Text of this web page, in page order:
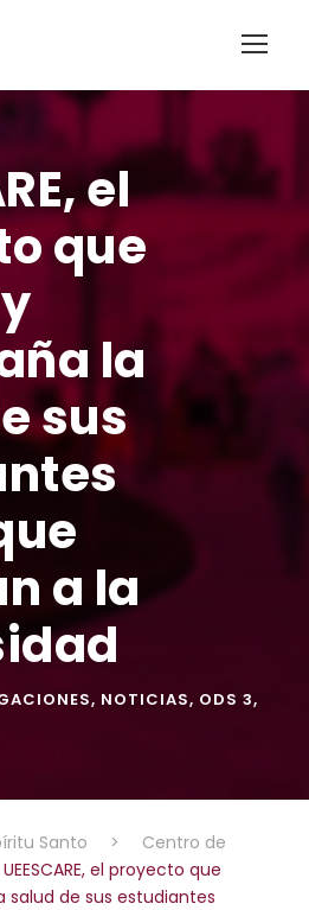
el
que
la
sus
a la
, NOTICIAS, ODS 3,
Santo >
Centro de
UEESCARE, el proyecto que
de sus estudiantes